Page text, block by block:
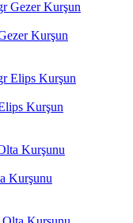
Kurşun
Kurşun
Kurşunu